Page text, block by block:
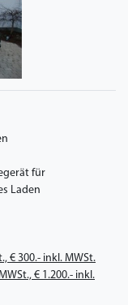
für
Laden
€ 300.- inkl. MWSt.
€ 1.200.- inkl.